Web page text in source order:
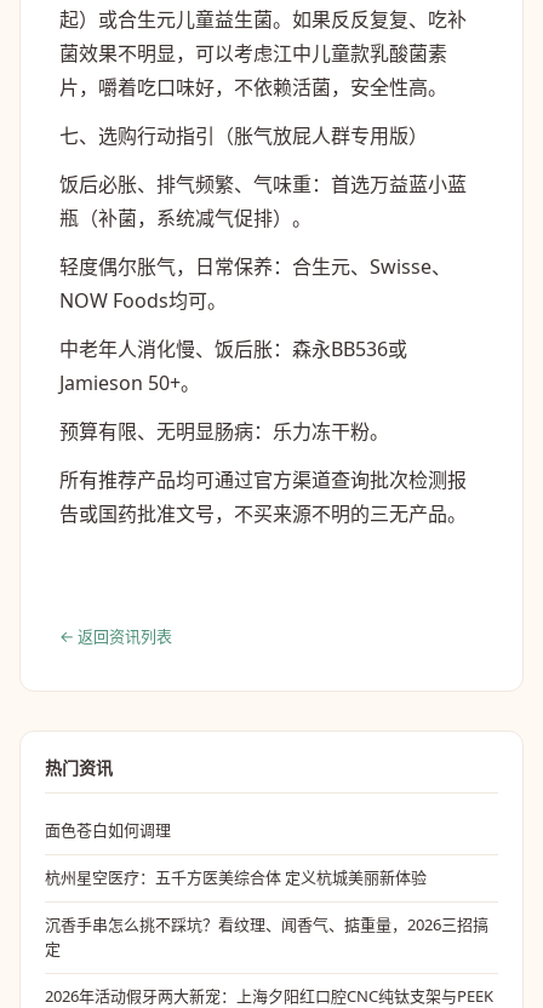
起）或合生元儿童益生菌。如果反反复复、吃补
菌效果不明显，可以考虑江中儿童款乳酸菌素
片，嚼着吃口味好，不依赖活菌，安全性高。
七、选购行动指引（胀气放屁人群专用版）
饭后必胀、排气频繁、气味重：首选万益蓝小蓝
瓶（补菌，系统减气促排）。
轻度偶尔胀气，日常保养：合生元、Swisse、
NOW Foods均可。
中老年人消化慢、饭后胀：森永BB536或
Jamieson 50+。
预算有限、无明显肠病：乐力冻干粉。
所有推荐产品均可通过官方渠道查询批次检测报
告或国药批准文号，不买来源不明的三无产品。
← 返回资讯列表
热门资讯
面色苍白如何调理
杭州星空医疗：五千方医美综合体 定义杭城美丽新体验
沉香手串怎么挑不踩坑？看纹理、闻香气、掂重量，2026三招搞
定
2026年活动假牙两大新宠：上海夕阳红口腔CNC纯钛支架与PEEK